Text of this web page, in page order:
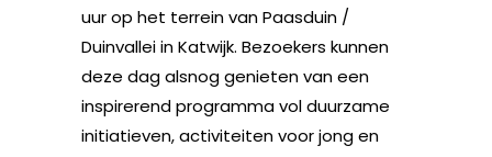
uur op het terrein van Paasduin /
Duinvallei in Katwijk. Bezoekers kunnen
deze dag alsnog genieten van een
inspirerend programma vol duurzame
initiatieven, activiteiten voor jong en